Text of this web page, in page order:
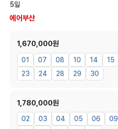
5일
에어부산
1,670,000원
01 07 08 10 14 15
23
24 28 29 30
1,780,000원
02 03 04 05 06 09